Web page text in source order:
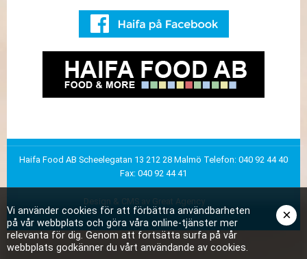
Vi använder cookies för att förbättra användbarheten
på vår webbplats och göra våra online-tjänster mer
relevanta för dig. Genom att fortsätta surfa på vår
webbplats godkänner du vårt användande av cookies.
×
Haifa Food AB Scheelegatan 13 212 28 Malmö Telefon: 040 92 44 40
Fax: 040 92 44 41
Design & CMS av Great Agency